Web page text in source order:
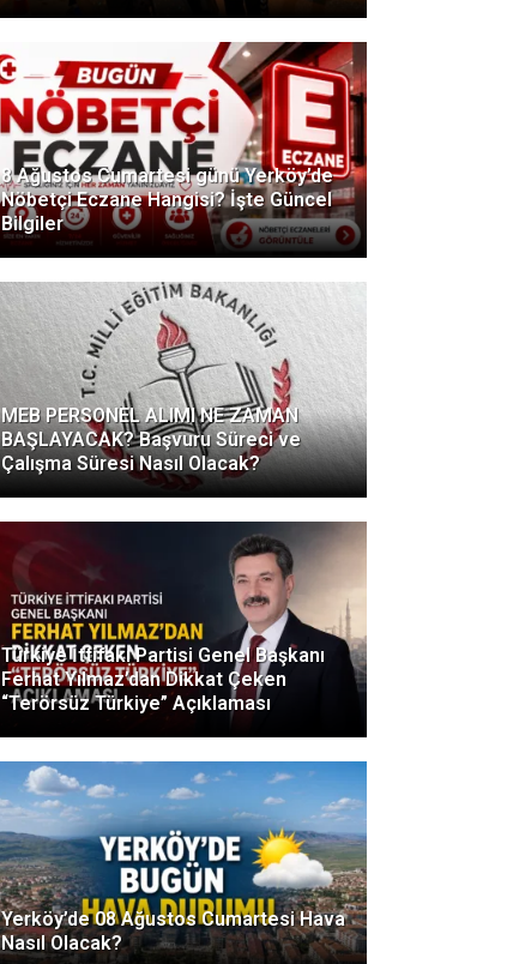
8 Ağustos Cumartesi günü Yerköy’de
Nöbetçi Eczane Hangisi? İşte Güncel
Bilgiler
MEB PERSONEL ALIMI NE ZAMAN
BAŞLAYACAK? Başvuru Süreci ve
Çalışma Süresi Nasıl Olacak?
Türkiye İttifakı Partisi Genel Başkanı
Ferhat Yılmaz’dan Dikkat Çeken
“Terörsüz Türkiye” Açıklaması
Yerköy’de 08 Ağustos Cumartesi Hava
Nasıl Olacak?